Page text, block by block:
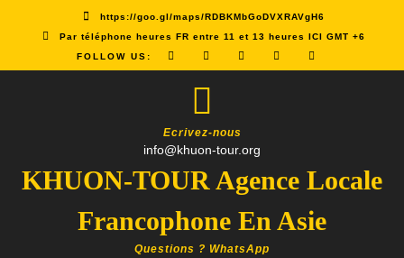
https://goo.gl/maps/RDBKMbGoDVXRAVgH6
Par téléphone heures FR entre 11 et 13 heures ICI GMT +6
FOLLOW US:
Ecrivez-nous
info@khuon-tour.org
KHUON-TOUR Agence Locale
Francophone En Asie
Questions ? WhatsApp